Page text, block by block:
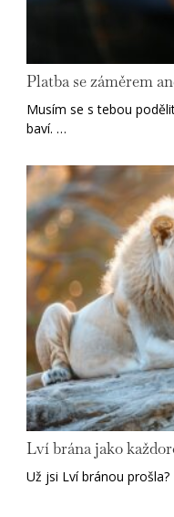
Platba se záměrem
Musím se s tebou
baví. …
Lví brána jako
Už jsi Lví bránou